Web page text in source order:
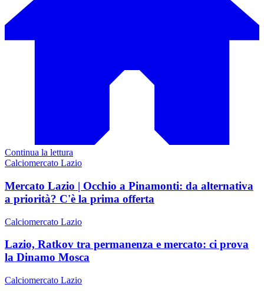
Continua la lettura
Calciomercato Lazio
Mercato Lazio | Occhio a Pinamonti: da alternativa
a priorità? C'è la prima offerta
Calciomercato Lazio
Lazio, Ratkov tra permanenza e mercato: ci prova
la Dinamo Mosca
Calciomercato Lazio